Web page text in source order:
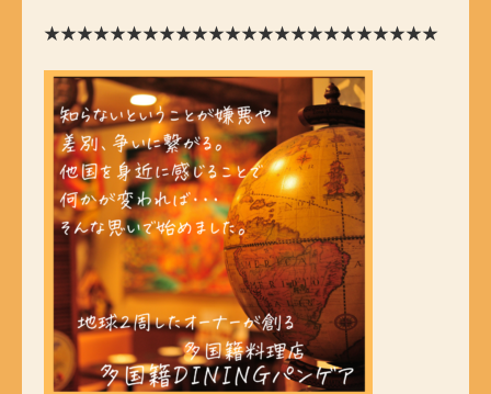
★★★★★★★★★★★★★★★★★★★★★★★★